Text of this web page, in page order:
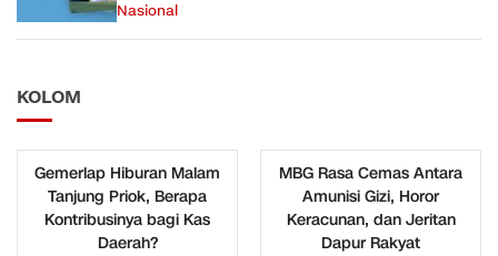
Nasional
KOLOM
Gemerlap Hiburan Malam
Tanjung Priok, Berapa
Kontribusinya bagi Kas
Daerah?
MBG Rasa Cemas Antara
Amunisi Gizi, Horor
Keracunan, dan Jeritan
Dapur Rakyat